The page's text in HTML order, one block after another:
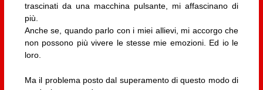
trascinati da una macchina pulsante, mi affascinano di
più.
Anche se, quando parlo con i miei allievi, mi accorgo che
non possono più vivere le stesse mie emozioni. Ed io le
loro.
Ma il problema posto dal superamento di questo modo di